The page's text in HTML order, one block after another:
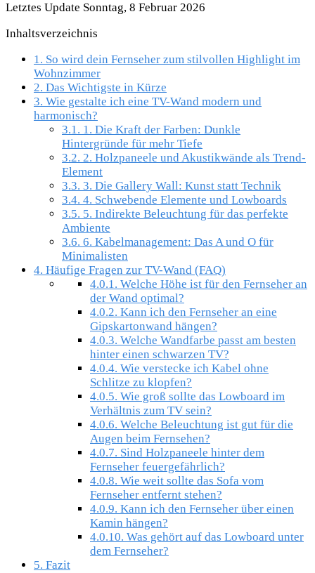
Letztes Update Sonntag, 8 Februar 2026
Inhaltsverzeichnis
1. So wird dein Fernseher zum stilvollen Highlight im
Wohnzimmer
2. Das Wichtigste in Kürze
3. Wie gestalte ich eine TV-Wand modern und
harmonisch?
3.1. 1. Die Kraft der Farben: Dunkle
Hintergründe für mehr Tiefe
3.2. 2. Holzpaneele und Akustikwände als Trend-
Element
3.3. 3. Die Gallery Wall: Kunst statt Technik
3.4. 4. Schwebende Elemente und Lowboards
3.5. 5. Indirekte Beleuchtung für das perfekte
Ambiente
3.6. 6. Kabelmanagement: Das A und O für
Minimalisten
4. Häufige Fragen zur TV-Wand (FAQ)
4.0.1. Welche Höhe ist für den Fernseher an
der Wand optimal?
4.0.2. Kann ich den Fernseher an eine
Gipskartonwand hängen?
4.0.3. Welche Wandfarbe passt am besten
hinter einen schwarzen TV?
4.0.4. Wie verstecke ich Kabel ohne
Schlitze zu klopfen?
4.0.5. Wie groß sollte das Lowboard im
Verhältnis zum TV sein?
4.0.6. Welche Beleuchtung ist gut für die
Augen beim Fernsehen?
4.0.7. Sind Holzpaneele hinter dem
Fernseher feuergefährlich?
4.0.8. Wie weit sollte das Sofa vom
Fernseher entfernt stehen?
4.0.9. Kann ich den Fernseher über einen
Kamin hängen?
4.0.10. Was gehört auf das Lowboard unter
dem Fernseher?
5. Fazit